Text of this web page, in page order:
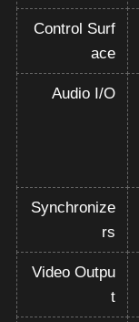
Control Surf
ace
Audio I/O
Synchronize
rs
Video Outpu
t